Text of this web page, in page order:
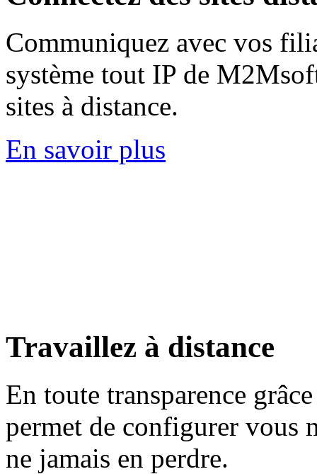
Communiquez avec vos
système tout IP de
sites à distance.
En savoir plus
Travaillez à distance
En toute transparence
permet de configurer vous
ne jamais en perdre.